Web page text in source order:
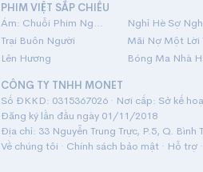
PHIM VIỆT SẮP CHIẾU
Ám: Chuỗi Phim Ngắn Linh Dị
Nghỉ Hè Sợ
Trại Buôn Người
Lên Hương
Bóng Ma Nhà
CÔNG TY TNHH MONET
Số ĐKKD: 0315367026 · Nơi cấp: Sở kế
Đăng ký lần đầu ngày 01/11/2018
Địa chỉ: 33 Nguyễn Trung Trực, P.5, Q. Bình
Về chúng tôi · Chính sách bảo mật· Hỗ trợ·